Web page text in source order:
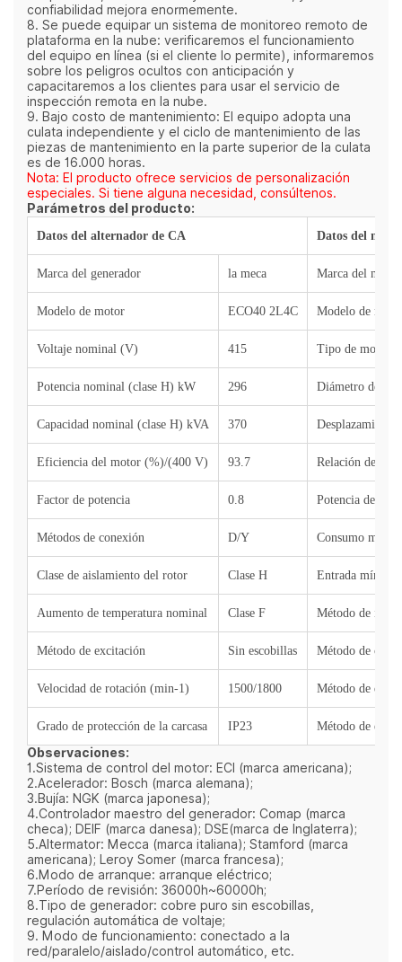
confiabilidad mejora enormemente.
8. Se puede equipar un sistema de monitoreo remoto de
plataforma en la nube: verificaremos el funcionamiento
del equipo en línea (si el cliente lo permite), informaremos
sobre los peligros ocultos con anticipación y
capacitaremos a los clientes para usar el servicio de
inspección remota en la nube.
9. Bajo costo de mantenimiento: El equipo adopta una
culata independiente y el ciclo de mantenimiento de las
piezas de mantenimiento en la parte superior de la culata
es de 16.000 horas.
Nota: El producto ofrece servicios de personalización
especiales. Si tiene alguna necesidad, consúltenos.
Parámetros del producto:
Datos del alternador de CA Datos del
Marca del generador la meca Marca del motor
Modelo de motor ECO40 2L4C Modelo de
Voltaje nominal (V) 415 Tipo de motor
Potencia nominal (clase H) kW 296 Diámetro del
Capacidad nominal (clase H) kVA 370
Eficiencia del motor (%)/(400 V) 93.7 Relación de
Factor de potencia 0.8 Potencia de
Métodos de conexión D/Y Consumo
Clase de aislamiento del rotor Clase H Entrada
Aumento de temperatura nominal Clase F Método de
Método de excitación Sin escobillas Método de
Velocidad de rotación (min-1) 1500/1800 Método de
Grado de protección de la carcasa IP23 Método de
Observaciones:
1.Sistema de control del motor: ECI (marca americana);
2.Acelerador: Bosch (marca alemana);
3.Bujía: NGK (marca japonesa);
4.Controlador maestro del generador: Comap (marca
checa); DEIF (marca danesa); DSE(marca de Inglaterra);
5.Altermator: Mecca (marca italiana); Stamford (marca
americana); Leroy Somer (marca francesa);
6.Modo de arranque: arranque eléctrico;
7.Período de revisión: 36000h~60000h;
8.Tipo de generador: cobre puro sin escobillas,
regulación automática de voltaje;
9. Modo de funcionamiento: conectado a la
red/paralelo/aislado/control automático, etc.